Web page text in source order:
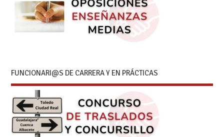
FUNCIONARI@S DE CARRERA Y EN PRÁCTICAS